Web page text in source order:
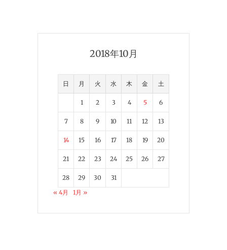
2018年10月
日 月 火 水 木 金 土
1 2 3 4 5 6
7 8 9 10 11 12 13
14 15 16 17 18 19 20
21 22 23 24 25 26 27
28 29 30
31
« 4月
1月 »